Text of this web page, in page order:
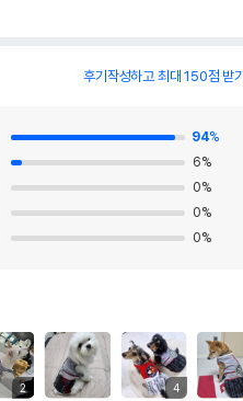
후기작성하고 최대 150점 받기
94%
6%
0%
0%
0%
2 4